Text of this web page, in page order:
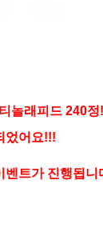
놀래피드 240정
었어요!!!
벤트가 진행됩니